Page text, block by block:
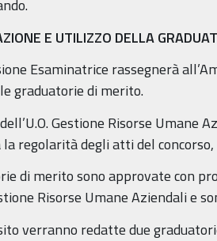
E UTILIZZO DELLA
Esaminatrice rassegnerà
graduatorie di merito.
Gestione Risorse Umane
la regolarità degli atti del
di merito sono approvate con
Risorse Umane Aziendali e
verranno redatte due